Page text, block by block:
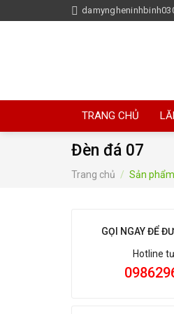
to
TRANG CHỦ
Đèn đá 07
Trang chủ / Sản
GỌI NGAY ĐỂ
Hotline